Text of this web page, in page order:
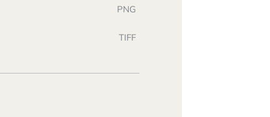
PNG
TIFF